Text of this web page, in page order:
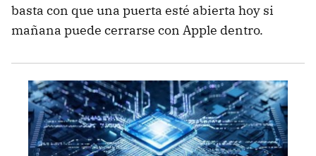
basta con que una puerta esté abierta hoy si
mañana puede cerrarse con Apple dentro.